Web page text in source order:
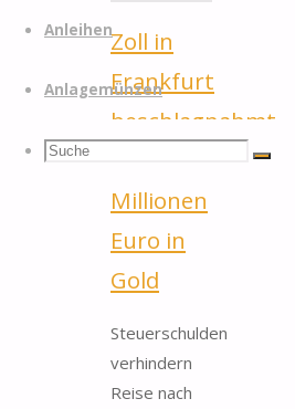
Anleihen
Anlagemünzen
Suche
Suchen
Suche
Zoll in
Frankfurt
beschlagnahmt
Millionen
Euro in
Gold
Steuerschulden
verhindern
Reise nach